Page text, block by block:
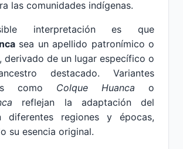
las comunidades indígenas.
interpretación es que
sea un apellido patronímico o
derivado de un lugar específico o
destacado. Variantes
como Colque Huanca o
reflejan la adaptación del
diferentes regiones y épocas,
su esencia original.